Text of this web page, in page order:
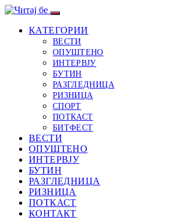
КАТЕГОРИИ
ВЕСТИ
ОПУШТЕНО
ИНТЕРВЈУ
БУТИН
РАЗГЛЕДНИЦА
РИЗНИЦА
СПОРТ
ПОТКАСТ
БИТФЕСТ
ВЕСТИ
ОПУШТЕНО
ИНТЕРВЈУ
БУТИН
РАЗГЛЕДНИЦА
РИЗНИЦА
ПОТКАСТ
КОНТАКТ